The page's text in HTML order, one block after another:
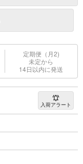
定期便（月2)
未定から
14日以内に発送
入荷アラート